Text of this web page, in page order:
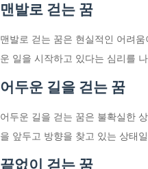
맨발로 걷는 꿈
맨발로 걷는 꿈은 현실적인 어려
운 일을 시작하고 있다는 심리를
어두운 길을 걷는 꿈
어두운 길을 걷는 꿈은 불확실한
을 앞두고 방향을 찾고 있는 상태
끝없이 걷는 꿈